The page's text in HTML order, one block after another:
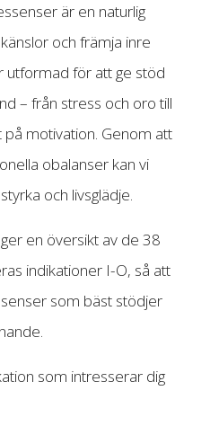
är en naturlig
och främja inre
utformad för att ge stöd
– från stress och oro till
på motivation. Genom att
obalanser kan vi
och livsglädje.
en översikt av de 38
indikationer I-O, så att
som bäst stödjer
som intresserar dig